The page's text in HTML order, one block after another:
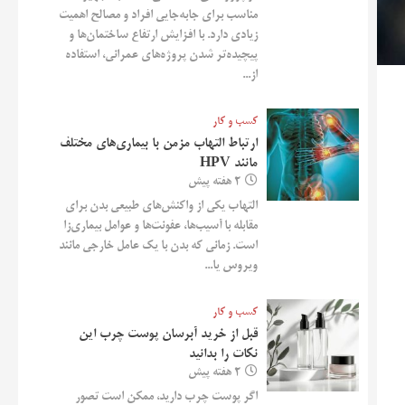
مناسب برای جابه‌جایی افراد و مصالح اهمیت
زیادی دارد. با افزایش ارتفاع ساختمان‌ها و
پیچیده‌تر شدن پروژه‌های عمرانی، استفاده
از...
کسب و کار
ارتباط التهاب مزمن با بیماری‌های مختلف
مانند HPV
2 هفته پیش
التهاب یکی از واکنش‌های طبیعی بدن برای
مقابله با آسیب‌ها، عفونت‌ها و عوامل بیماری‌زا
است. زمانی که بدن با یک عامل خارجی مانند
ویروس یا...
کسب و کار
قبل از خرید آبرسان پوست چرب این
نکات را بدانید
2 هفته پیش
اگر پوست چرب دارید، ممکن است تصور